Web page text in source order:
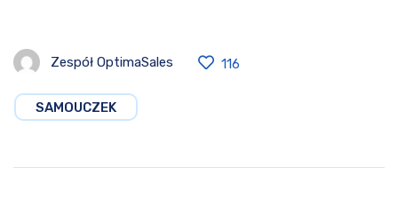
Zespół OptimaSales 116
SAMOUCZEK